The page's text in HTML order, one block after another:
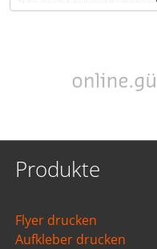
Produkte
Flyer drucken
Aufkleber drucken